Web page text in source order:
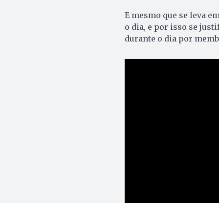
E mesmo que se leva
o dia, e por isso se
durante o dia por